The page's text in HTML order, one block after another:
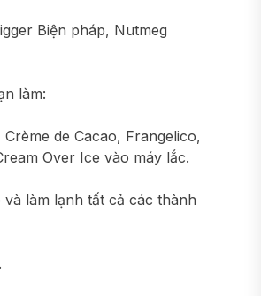
Biện pháp, Nutmeg
làm:
de Cacao, Frangelico,
Over Ice vào máy lắc.
làm lạnh tất cả các thành